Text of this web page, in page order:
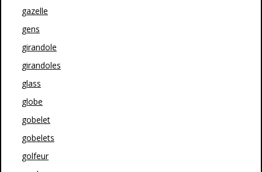
gazelle
gens
girandole
girandoles
glass
globe
gobelet
gobelets
golfeur